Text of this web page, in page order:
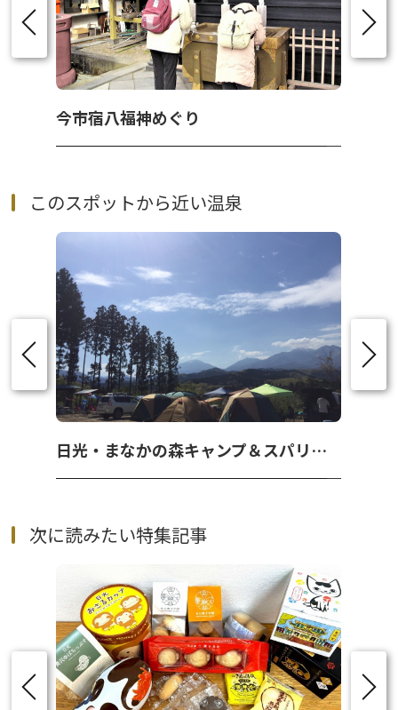
今市宿八福神めぐり
このスポットから近い温泉
日光・まなかの森キャンプ＆スパリゾート
次に読みたい特集記事